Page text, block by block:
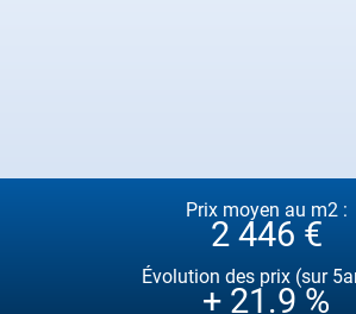
Prix moyen au m2 :
2 446 €
Évolution des prix (sur
+ 21.9 %